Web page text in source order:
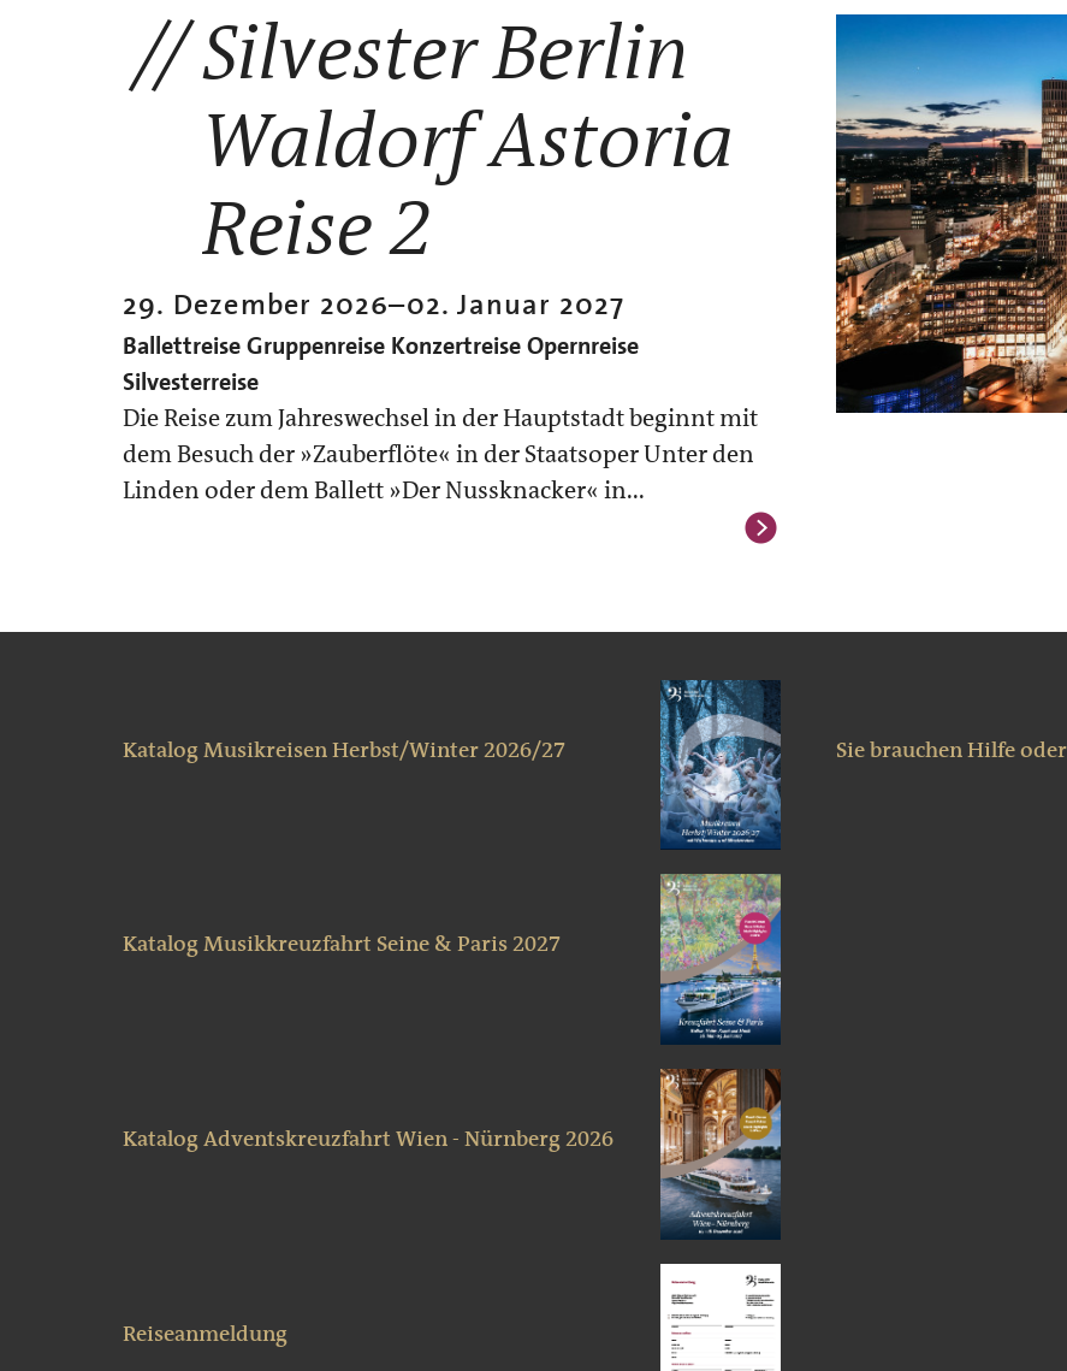
Silvester Berlin
Waldorf Astoria
Reise 2
29. Dezember 2026–02. Januar 2027
BallettreiseGruppenreise KonzertreiseOpernreise
Silvesterreise
Die Reise zum Jahreswechsel in der Hauptstadt beginnt mit
dem Besuch der »Zauberflöte« in der Staatsoper Unter den
Linden oder dem Ballett »Der Nussknacker« in...
Katalog Musikreisen Herbst/Winter 2026/27
Katalog Musikkreuzfahrt Seine & Paris 2027
Katalog Adventskreuzfahrt Wien - Nürnberg 2026
Reiseanmeldung
Sie brauchen Hilfe